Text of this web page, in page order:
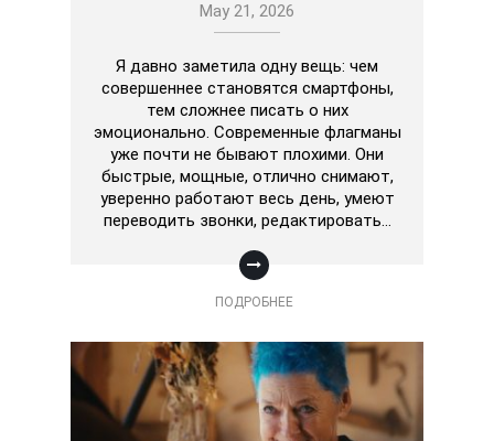
May 21, 2026
Я давно заметила одну вещь: чем
совершеннее становятся смартфоны,
тем сложнее писать о них
эмоционально. Современные флагманы
уже почти не бывают плохими. Они
быстрые, мощные, отлично снимают,
уверенно работают весь день, умеют
переводить звонки, редактировать…
ПОДРОБНЕЕ